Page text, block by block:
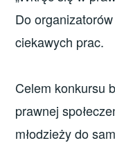
Do
ciekawych prac.
Celem konkursu
prawnej
młodzieży do